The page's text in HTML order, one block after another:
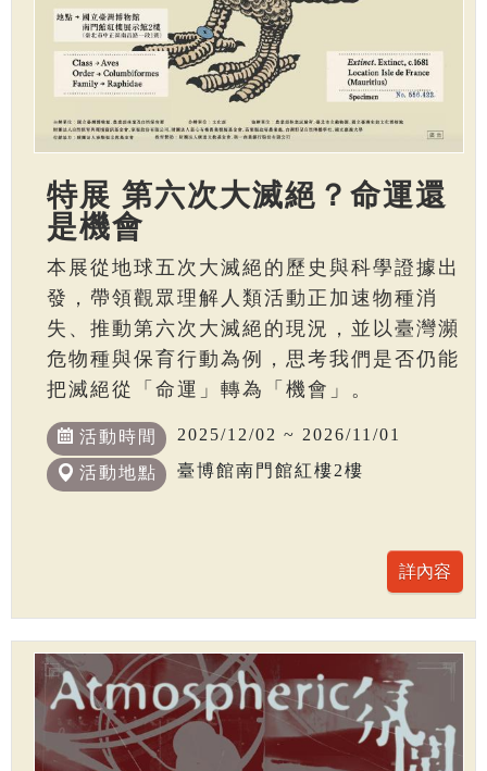
特展 第六次大滅絕？命運還
是機會
本展從地球五次大滅絕的歷史與科學證據出
發，帶領觀眾理解人類活動正加速物種消
失、推動第六次大滅絕的現況，並以臺灣瀕
危物種與保育行動為例，思考我們是否仍能
把滅絕從「命運」轉為「機會」。
活動時間 2025/12/02 ~ 2026/11/01
活動地點 臺博館南門館紅樓2樓